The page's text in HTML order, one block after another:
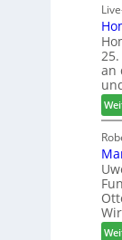
an